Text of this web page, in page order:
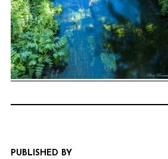
PUBLISHED BY